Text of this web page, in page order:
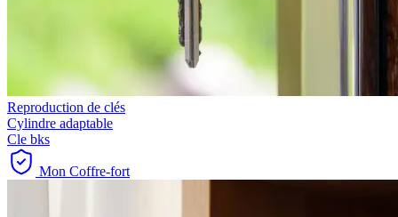
Reproduction de clés
Cylindre adaptable
Cle bks
Mon Coffre-fort